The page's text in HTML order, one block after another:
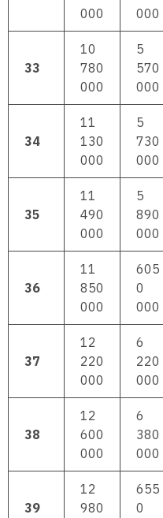
000
000
33
10
780
000
5
570
000
34
11
130
000
5
730
000
35
11
490
000
5
890
000
36
11
850
000
605
0
000
37
12
220
000
6
220
000
38
12
600
000
6
380
000
39
12
980
655
0